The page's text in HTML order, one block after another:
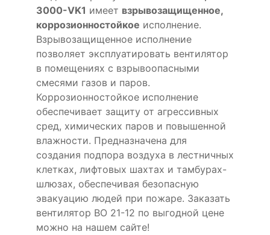
3000-VK1 имеет взрывозащищенное,
коррозионностойкое исполнение.
Взрывозащищенное исполнение
позволяет эксплуатировать вентилятор
в помещениях с взрывоопасными
смесями газов и паров.
Коррозионностойкое исполнение
обеспечивает защиту от агрессивных
сред, химических паров и повышенной
влажности. Предназначена для
создания подпора воздуха в лестничных
клетках, лифтовых шахтах и тамбурах-
шлюзах, обеспечивая безопасную
эвакуацию людей при пожаре. Заказать
вентилятор ВО 21-12 по выгодной цене
можно на нашем сайте!